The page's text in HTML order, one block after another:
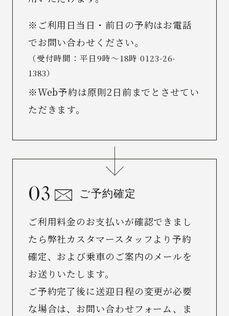
※ご利用日当日・前日の予約はお電話
でお問い合わせください。
（受付時間：平日9時〜18時0123-26-
1383）
※Web予約は原則2日前までとさせてい
ただきます。
ご予約確定
ご利用料金のお支払いが確認できまし
たら弊社カスタマースタッフより予約
確定、および乗車のご案内のメールを
お送りいたします。
ご予約完了後に送迎日程の変更が必要
な場合は、 お問い合わせフォーム、ま